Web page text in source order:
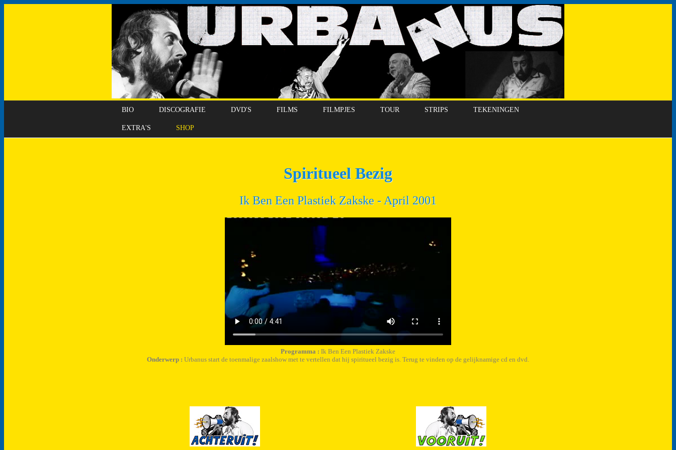
BIO DISCOGRAFIE DVD'S FILMS FILMPJES TOUR STRIPS TEKENINGEN
EXTRA'S SHOP
Spiritueel Bezig
Ik Ben Een Plastiek Zakske - April 2001
Programma : Ik Ben Een Plastiek Zakske
Onderwerp : Urbanus start de toenmalige zaalshow met te vertellen dat hij spiritueel bezig is. Terug te vinden op de gelijknamige cd en dvd.